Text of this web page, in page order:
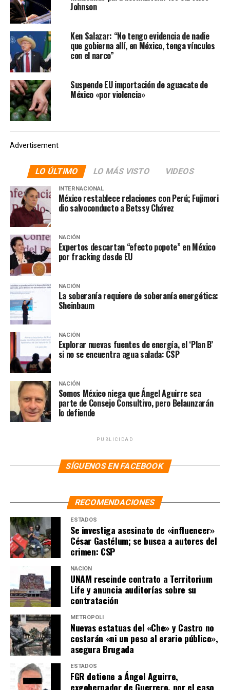
Trump amenazó con no dar el visto bueno a todo el
dinero otorgado por el Congreso, a costa de causar un
conflicto para la financiación de acciones federales.
Más tarde, el 25 de marzo, mencionó que «se puede
hacer mucho» con el dinero que se le otorgó; los fondos
restantes, sugirió, podrían venir del Departamento de
Defensa de Estados Unidos.
NOTAS RELACIONADAS: CONGRESO
DONALD TRUMP
ESTADOS UNIDOS
MURO MURO FRONTERIZO
SIGUIENTE
Ebrard desmiente muro de Trump y promete frontera
libre con López Obrador
NO TE PIERDAS
Assange, incomunicado por criticar a gobierno británico
Johnson
Ken Salazar: “No tengo evidencia de nadie
que gobierna allí, en México, tenga vínculos
con el narco”
Suspende EU importación de aguacate de
México «por violencia»
Advertisement
LO ÚLTIMO LO MÁS VISTO VIDEOS
INTERNACIONAL
México restablece relaciones con Perú; Fujimori
dio salvoconducto a Betssy Chávez
NACIÓN
Expertos descartan “efecto popote” en México
por fracking desde EU
NACIÓN
La soberanía requiere de soberanía energética:
Sheinbaum
NACIÓN
Explorar nuevas fuentes de energía, el ‘Plan B’
si no se encuentra agua salada: CSP
NACIÓN
Somos México niega que Ángel Aguirre sea
parte de Consejo Consultivo, pero Belaunzarán
lo defiende
PUBLICIDAD
SÍGUENOS EN FACEBOOK
RECOMENDACIONES
ESTADOS
Se investiga asesinato de «influencer»
César Gastélum; se busca a autores del
crimen: CSP
NACIÓN
UNAM rescinde contrato a Territorium
Life y anuncia auditorías sobre su
contratación
METRÓPOLI
Nuevas estatuas del «Che» y Castro no
costarán «ni un peso al erario público»,
asegura Brugada
ESTADOS
FGR detiene a Ángel Aguirre,
exgobernador de Guerrero, por el caso